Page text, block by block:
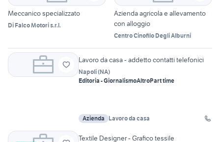
Meccanico specializzato
Di Falco Motori s.r.l.
Azienda agricola e allevamento
con alloggio
Centro Cinofilo Degli Alburni
Lavoro da casa - addetto contatti telefonici
Napoli(NA)
Editoria - GiornalismoAltroPart time
Azienda Lavoro da casa
Textile Designer - Grafico tessile